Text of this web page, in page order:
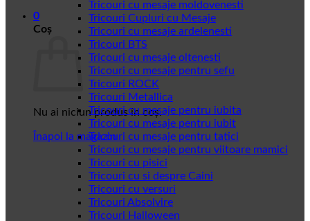
0
Coș
Nu ai niciun produs în coș.
Înapoi la magazin
Tricouri cu mesaje moldovenesti
Tricouri Cupluri cu Mesaje
Tricouri cu mesaje ardelenesti
Tricouri BTS
Tricouri cu mesaje oltenesti
Tricouri cu mesaje pentru sefu
Tricouri ROCK
Tricouri Metallica
Tricouri cu mesaje pentru iubita
Tricouri cu mesaje pentru iubit
Tricouri cu mesaje pentru tatici
Tricouri cu mesaje pentru viitoare mamici
Tricouri cu pisici
Tricouri cu si despre Caini
Tricouri cu versuri
Tricouri Absolvire
Tricouri Halloween